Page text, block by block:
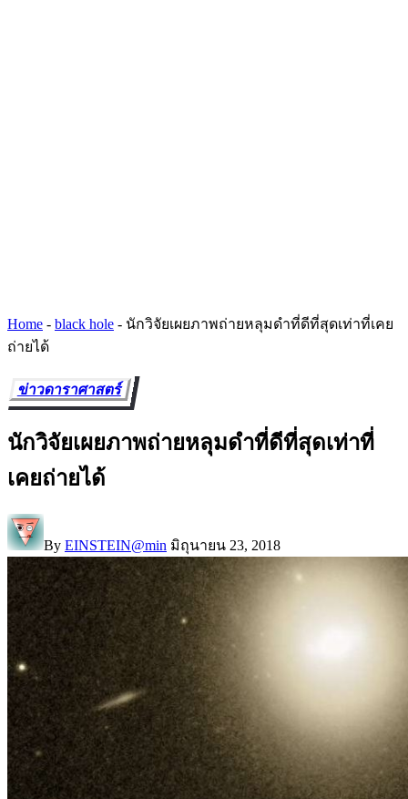
Home - black hole - นักวิจัยเผยภาพถ่ายหลุมดำที่ดีที่สุดเท่าที่เคย
ถ่ายได้
ข่าวดาราศาสตร์
นักวิจัยเผยภาพถ่ายหลุมดำที่ดีที่สุดเท่าที่
เคยถ่ายได้
By EINSTEIN@min มิถุนายน 23, 2018